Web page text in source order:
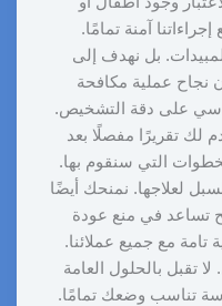
آمنة تمامًا.
بل نهدف إلى
نجاح عملية مكافحة
على دقة التشخيص.
لك تقريرًا مفصلًا بعد
التي سنقوم بها.
لعلاجها. نمنحك أيضًا
تساعد في منع عودة
مع جميع عملائنا.
تقبل بالحلول العامة
تناسب وضعك تمامًا.